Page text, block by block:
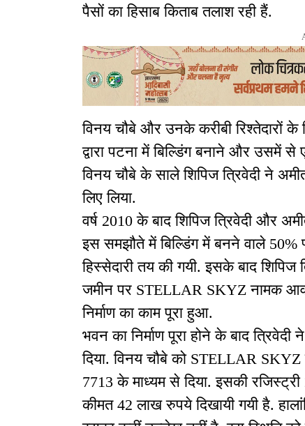
पैसों का हिसाब किताब तलाश रही हैं.
विनय चौबे और उनके करीबी रिश्तेदारों के
द्वारा पटना में बिल्डिंग बनाने और उसमें
विनय चौबे के साले शिपिज त्रिवेदी ने
लिए लिया.
वर्ष 2010 के बाद शिपिज त्रिवेदी और
इस समझौते में बिल्डिंग में बनने वाले
हिस्सेदारी तय की गयी. इसके बाद
जमीन पर STELLAR SKYZ नामक
निर्माण का काम पूरा हुआ.
भवन का निर्माण पूरा होने के बाद
दिया. विनय चौबे को STELLAR
7713 के माध्यम से दिया. इसकी
कीमत 42 लाख रुपये दिखायी गयी है.